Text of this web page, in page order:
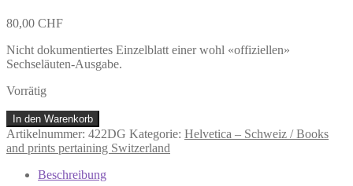
80,00 CHF
Nicht dokumentiertes Einzelblatt einer wohl «offiziellen»
Sechseläuten-Ausgabe.
Vorrätig
Nicht
dokumentiertes
Einzelblatt
einer
wohl
In den Warenkorb
Artikelnummer: 422DG Kategorie: Helvetica – Schweiz / Books
and prints pertaining Switzerland
Beschreibung